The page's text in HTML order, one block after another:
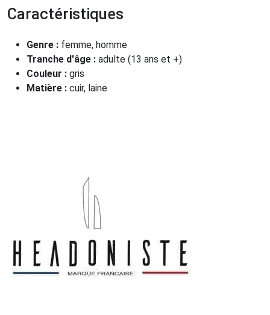
Caractéristiques
Genre : femme, homme
Tranche d'âge : adulte (13 ans et +)
Couleur : gris
Matière : cuir, laine